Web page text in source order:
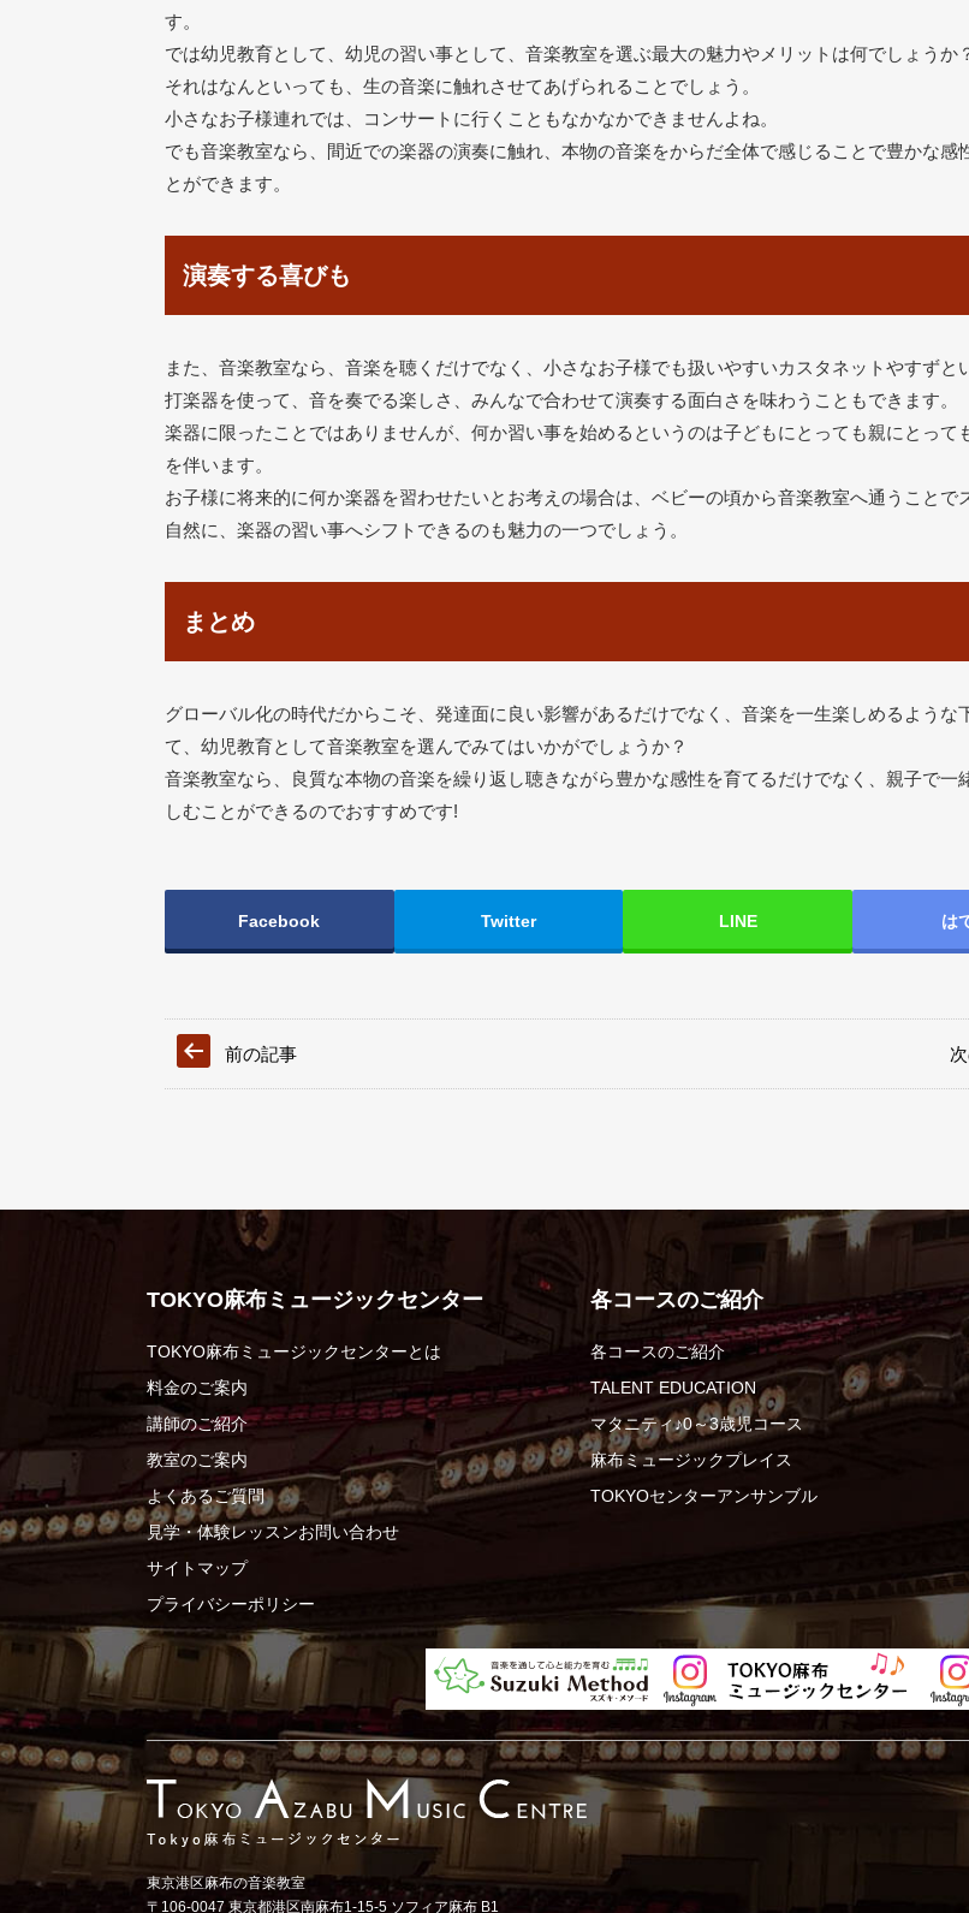
す。
では幼児教育として、幼児の習い事として、音楽教室を選ぶ最大の魅力やメリットは何でしょうか
それはなんといっても、生の音楽に触れさせてあげられることでしょう。
小さなお子様連れでは、コンサートに行くこともなかなかできませんよね。
でも音楽教室なら、間近での楽器の演奏に触れ、本物の音楽をからだ全体で感じることで豊かな感
とができます。
演奏する喜びも
また、音楽教室なら、音楽を聴くだけでなく、小さなお子様でも扱いやすいカスタネットやすずと
打楽器を使って、音を奏でる楽しさ、みんなで合わせて演奏する面白さを味わうこともできます。
楽器に限ったことではありませんが、何か習い事を始めるというのは子どもにとっても親にとって
を伴います。
お子様に将来的に何か楽器を習わせたいとお考えの場合は、ベビーの頃から音楽教室へ通うことで
自然に、楽器の習い事へシフトできるのも魅力の一つでしょう。
まとめ
グローバル化の時代だからこそ、発達面に良い影響があるだけでなく、音楽を一生楽しめるような
て、幼児教育として音楽教室を選んでみてはいかがでしょうか？
音楽教室なら、良質な本物の音楽を繰り返し聴きながら豊かな感性を育てるだけでなく、親子で一
しむことができるのでおすすめです!
Facebook Twitter LINE は
前の記事
TOKYO麻布ミュージックセンター
TOKYO麻布ミュージックセンターとは
料金のご案内
講師のご紹介
教室のご案内
よくあるご質問
見学・体験レッスンお問い合わせ
サイトマップ
プライバシーポリシー
各コースのご紹介
各コースのご紹介
TALENT EDUCATION
マタニティ♪0～3歳児コース
麻布ミュージックプレイス
TOKYOセンターアンサンブル
東京港区麻布の音楽教室
〒106-0047 東京都港区南麻布1-15-5 ソフィア麻布 B1